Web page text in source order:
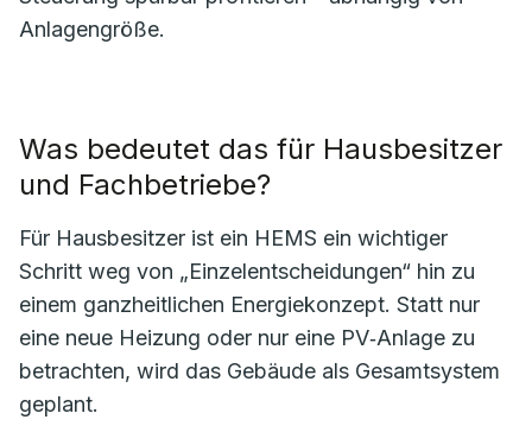
Anlagengröße.
Was bedeutet das für Hausbesitzer
und Fachbetriebe?
Für Hausbesitzer ist ein HEMS ein wichtiger
Schritt weg von „Einzelentscheidungen“ hin zu
einem ganzheitlichen Energiekonzept. Statt nur
eine neue Heizung oder nur eine PV‑Anlage zu
betrachten, wird das Gebäude als Gesamtsystem
geplant.